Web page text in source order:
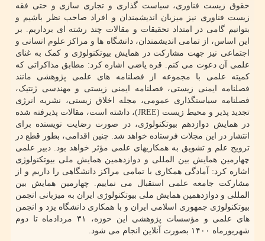
حقوق زیست فناوری، سیاست گذاری و تجاری سازی و حتی فقه
زیست فناوری نیز میزبان اندیشمندان و افراد صاحب نظر باشیم و
بتوانیم گامی در امتداد تحقیقات و مقالات چند رشته ای برداریم. بر
این اساس، از تمامی اندیشمندان، دانشگاه ها و مراکز علوم انسانی و
اجتماعی نیز جهت مشارکت در همایش بیوتکنولوژی و کمک به غنای
علمی آن دعوت می کنم. قره یاضی اشاره کرد: مطابق مذاکراتی که
کمیته علمی با مجموعه از فصلنامه های علمی پژوهشی مانند
فصلنامه ایمنی زیستی، فصلنامه ایمنی زیستی و مهندسی ژنتیک،
فصلنامه سیاستگذاری عمومی، مجله اخلاق زیستی، نشریه انرژی
تجدید پذیر و محیط زیست (JREE)، داشته است، مقالات پذیرفته شده
در همایش دوازدهم بیوتکنولوژی، در صورت رضایت نویسنده برای
انتشار در این مجلات فرستاده خواهد شد. چنین اقدامی، بطور قطع در
ترویج علم و تشویق به همکاریهای علمی مؤثر خواهد بود. دبیر علمی
چهارمین همایش بین المللی و دوازدهمین همایش ملی بیوتکنولوژی
اشاره کرد: آمادگی همکاری با تمامی مراکز دانشگاهی را داریم و از
مشارکت جامعه علمی استقبال می نماییم. چهارمین همایش بین
المللی و دوازدهمین همایش ملی بیوتکنولوژی ایران به میزبانی انجمن
بیوتکنولوژی جمهوری اسلامی ایران و با همکاری دانشگاه یزد و انجمن
های علمی و مؤسسات پژوهشی این حوزه، ۳۱ مردادماه تا دوم
شهریورماه ۱۴۰۰ بصورت آنلاین انجام می شود.